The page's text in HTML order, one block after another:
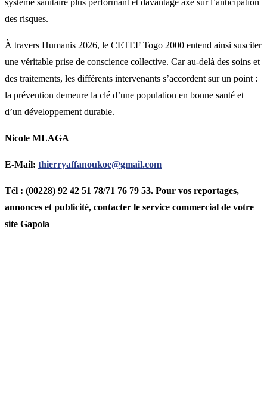
des risques.
À travers Humanis 2026, le CETEF Togo 2000 entend ainsi susciter
une véritable prise de conscience collective. Car au-delà des soins et
des traitements, les différents intervenants s’accordent sur un point :
la prévention demeure la clé d’une population en bonne santé et
d’un développement durable.
Nicole MLAGA
E-Mail: thierryaffanoukoe@gmail.com
Tél : (00228) 92 42 51 78/71 76 79 53. Pour vos reportages,
annonces et publicité, contacter le service commercial de votre
site Gapola